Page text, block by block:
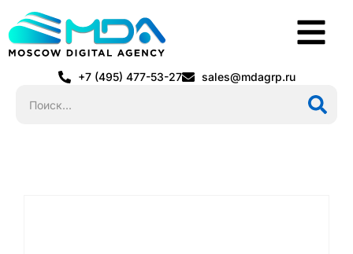
+7 (495) 477-53-27 sales@mdagrp.ru